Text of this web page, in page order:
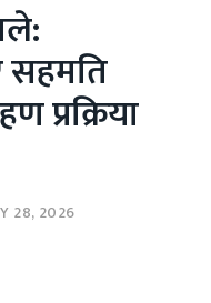
सहमति
प्रक्रिया
28, 2026